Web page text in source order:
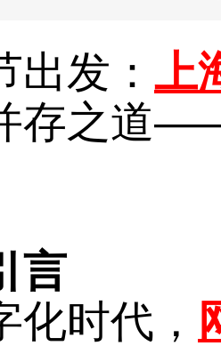
出发： 上
存之道
言
化时代，